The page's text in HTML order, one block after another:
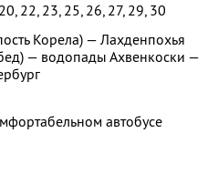
22, 23, 25, 26, 27, 29, 30
Корела) — Лахденпохья
— водопады Ахвенкоски —
автобусе